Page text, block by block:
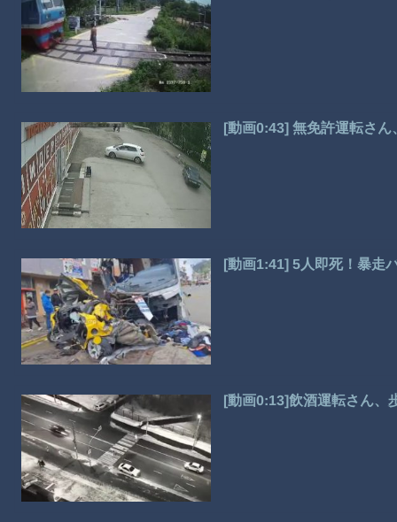
[動画0:43] 無免許運転さ
[動画1:41] 5人即死！暴走
[動画0:13]飲酒運転さん、